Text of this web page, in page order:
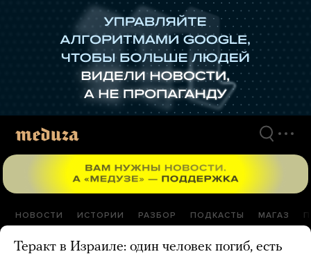
НОВОСТИ ИСТОРИИ РАЗБОР ПОДКАСТЫ МАГАЗ
Теракт в Израиле: один человек погиб, есть